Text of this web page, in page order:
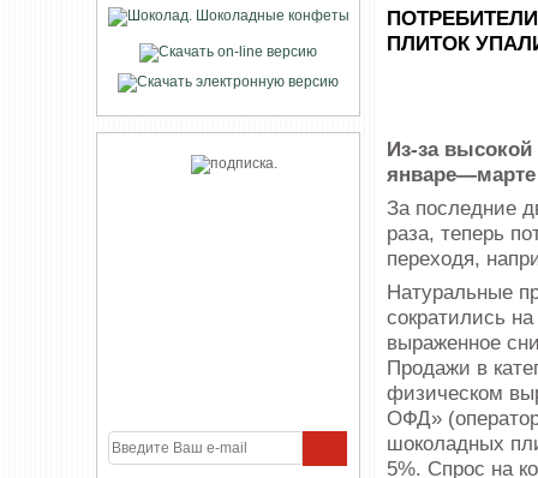
ПЛИТОК
Из-за
январе—марте
За последние
раза, теперь
переходя,
Натуральные
сократились
выраженное
Продажи в
физическом
ОФД»
шоколадных
5%. Спрос на